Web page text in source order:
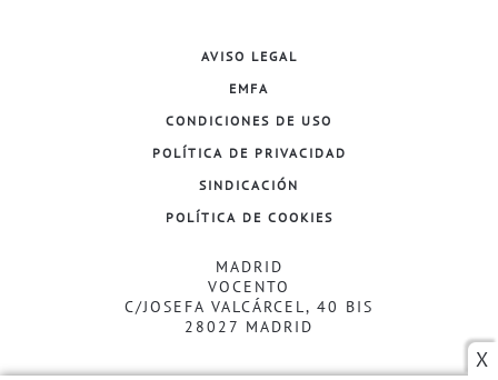
X
AVISO LEGAL
EMFA
CONDICIONES DE USO
POLÍTICA DE PRIVACIDAD
SINDICACIÓN
POLÍTICA DE COOKIES
MADRID
VOCENTO
C/JOSEFA VALCÁRCEL, 40 BIS
28027 MADRID